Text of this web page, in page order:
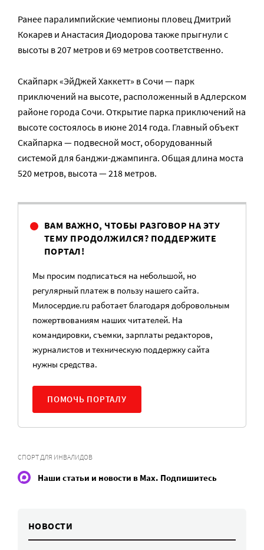
Ранее паралимпийские чемпионы пловец Дмитрий
Кокарев и Анастасия Диодорова также прыгнули с
высоты в 207 метров и 69 метров соответственно.
Скайпарк «ЭйДжей Хаккетт» в Сочи — парк
приключений на высоте, расположенный в Адлерском
районе города Сочи. Открытие парка приключений на
высоте состоялось в июне 2014 года. Главный объект
Скайпарка — подвесной мост, оборудованный
системой для банджи-джампинга. Общая длина моста
520 метров, высота — 218 метров.
ВАМ ВАЖНО, ЧТОБЫ РАЗГОВОР НА ЭТУ
ТЕМУ ПРОДОЛЖИЛСЯ? ПОДДЕРЖИТЕ
ПОРТАЛ!
Мы просим подписаться на небольшой, но
регулярный платеж в пользу нашего сайта.
Милосердие.ru работает благодаря добровольным
пожертвованиям наших читателей. На
командировки, съемки, зарплаты редакторов,
журналистов и техническую поддержку сайта
нужны средства.
ПОМОЧЬ ПОРТАЛУ
СПОРТ ДЛЯ ИНВАЛИДОВ
Наши статьи и новости в Max. Подпишитесь
НОВОСТИ